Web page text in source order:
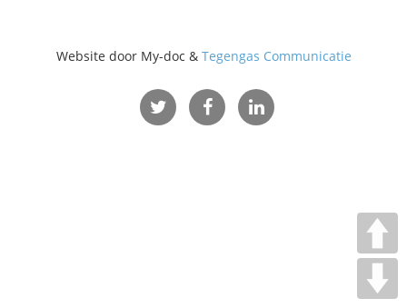
Website door My-doc & Tegengas Communicatie